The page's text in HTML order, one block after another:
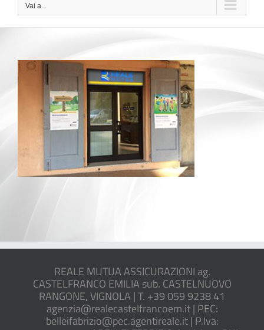
Vai a...
REALE MUTUA ASSICURAZIONI ag.
CASTELFRANCO EMILIA sub. CASTELNUOVO
RANGONE, VIGNOLA | T. +39 059 9238 41
agenzia@realecastelfrancoem.it | PEC:
belleifabrizio@pec.agentireale.it | P.Iva: